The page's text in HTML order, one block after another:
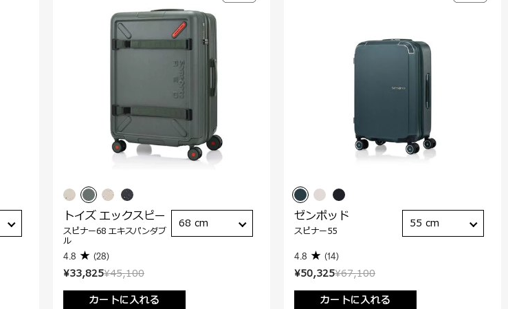
¥45,100
¥33,825
カートに入れる
トイズ エックスピー
スピナー68 エキスパンダブ
ル
4.8 (28)
68 cm
¥67,100
¥50,325
カートに入れる
ゼンポッド
スピナー55
4.8 (14)
55 cm